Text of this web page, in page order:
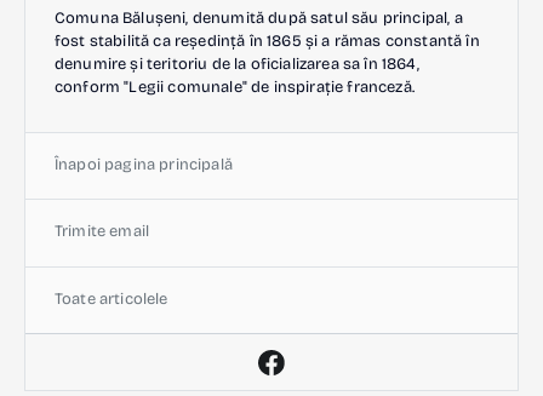
Comuna Bălușeni, denumită după satul său principal, a
fost stabilită ca reședință în 1865 și a rămas constantă în
denumire și teritoriu de la oficializarea sa în 1864,
conform "Legii comunale" de inspirație franceză.
Înapoi pagina principală
Trimite email
Toate articolele